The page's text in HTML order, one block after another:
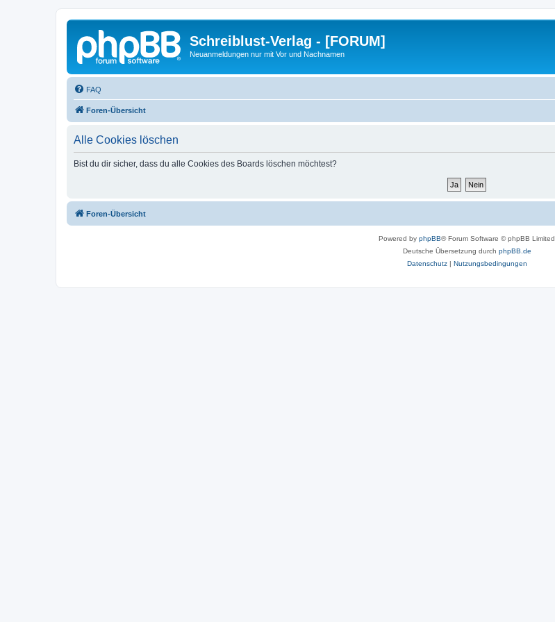
Schreiblust-Verlag - [FORUM]
Neuanmeldungen nur mit Vor und Nachnamen
FAQ
Foren-Übersicht
Alle Cookies löschen
Bist du dir sicher, dass du alle Cookies des Boards löschen möchtest?
Foren-Übersicht
Powered by phpBB® Forum Software © phpBB Limited
Deutsche Übersetzung durch phpBB.de
Datenschutz| Nutzungsbedingungen